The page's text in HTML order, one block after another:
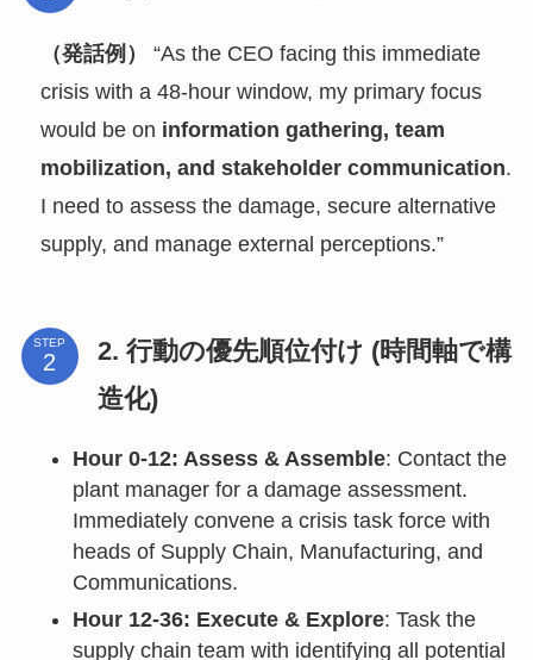
（発話例）
“As the CEO facing this immediate
crisis with a 48-hour window, my primary focus
would be on information gathering, team
mobilization, and stakeholder communication.
I need to assess the damage, secure alternative
supply, and manage external perceptions.”
STEP
2. 行動の優先順位付け (時間軸で構
造化)
Hour 0-12: Assess & Assemble: Contact the
plant manager for a damage assessment.
Immediately convene a crisis task force with
heads of Supply Chain, Manufacturing, and
Communications.
Hour 12-36: Execute & Explore: Task the
supply chain team with identifying all potential